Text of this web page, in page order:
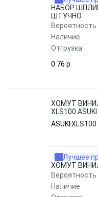
НАБОР
ШТУЧНО
Вероятность
Наличие
Отгрузка
0.76 p.
ХОМУТ
XLS100 ASUKI
ASUKI XLS100
Лучшее
ХОМУТ
Вероятность
Наличие